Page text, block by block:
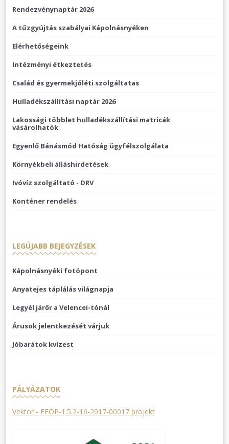
Rendezvénynaptár 2026
A tűzgyújtás szabályai Kápolnásnyéken
Elérhetőségeink
Intézményi étkeztetés
Család és gyermekjóléti szolgáltatas
Hulladékszállítási naptár 2026
Lakossági többlet hulladékszállítási matricák
vásárolhatók
Egyenlő Bánásmód Hatóság ügyfélszolgálata
Környékbeli álláshirdetések
Ivóvíz szolgáltató - DRV
Konténer rendelés
LEGÚJABB BEJEGYZÉSEK
Kápolnásnyéki fotópont
Anyatejes táplálás világnapja
Legyél járőr a Velencei-tónál
Árusok jelentkezését várjuk
Jóbarátok kvízest
PÁLYÁZATOK
Vektor - EFOP-1.5.2-16-2017-00017 projekt